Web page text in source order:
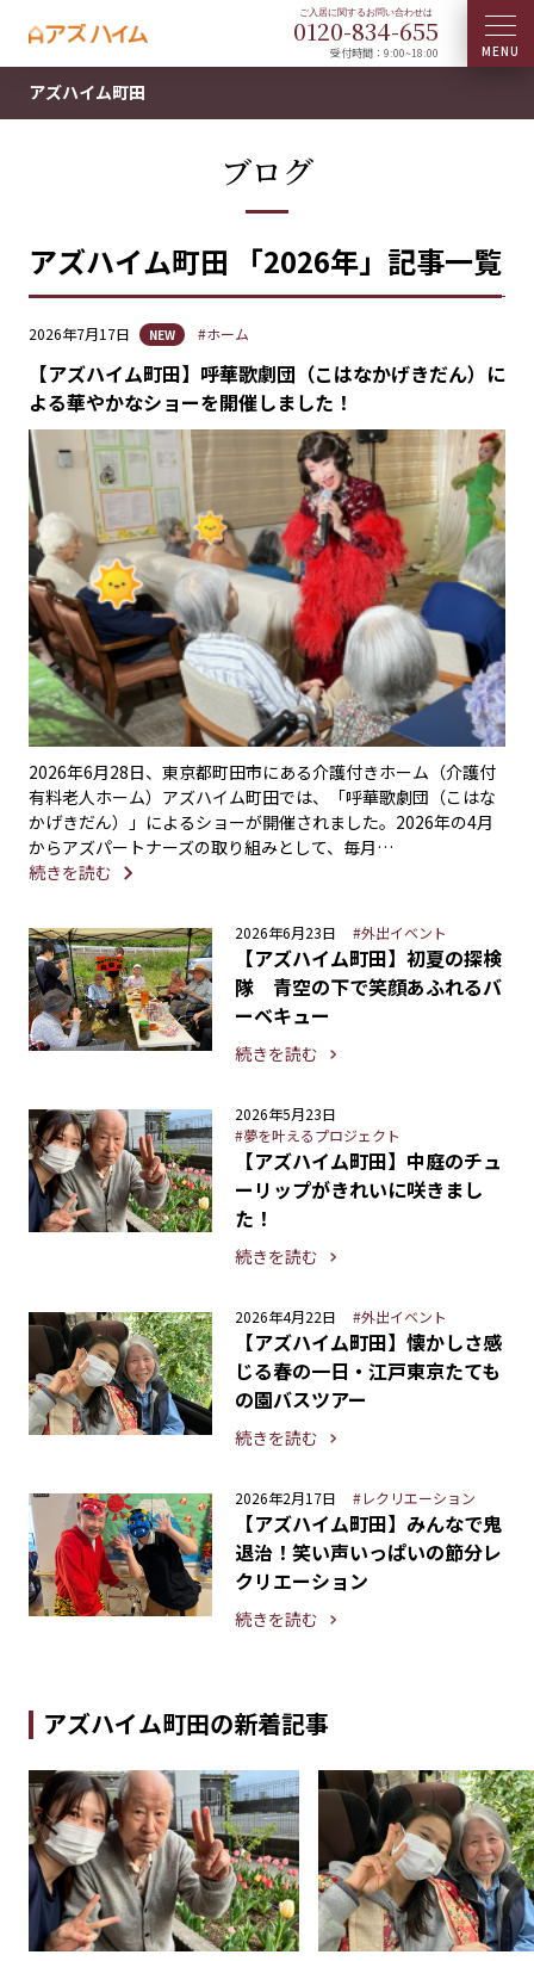
0120-834-655
受付時間：9:00~18:00
アズハイム町田
ブログ
アズハイム町田 「2026年」記事一覧
2026年7月17日 NEW #ホーム
【アズハイム町田】呼華歌劇団（こはなかげきだん）に
よる華やかなショーを開催しました！
2026年6月28日、東京都町田市にある介護付きホーム（介護付
有料老人ホーム）アズハイム町田では、「呼華歌劇団（こはな
かげきだん）」によるショーが開催されました。2026年の4月
からアズパートナーズの取り組みとして、毎月…
続きを読む
2026年6月23日 #外出イベント
【アズハイム町田】初夏の探検
隊 青空の下で笑顔あふれるバ
ーベキュー
続きを読む
2026年5月23日
#夢を叶えるプロジェクト
【アズハイム町田】中庭のチュ
ーリップがきれいに咲きまし
た！
続きを読む
2026年4月22日 #外出イベント
【アズハイム町田】懐かしさ感
じる春の一日・江戸東京たても
の園バスツアー
続きを読む
2026年2月17日 #レクリエーション
【アズハイム町田】みんなで鬼
退治！笑い声いっぱいの節分レ
クリエーション
続きを読む
アズハイム町田の新着記事